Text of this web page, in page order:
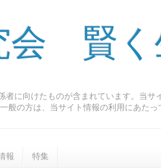
会 賢く
者に向けたものが含まれています。当
般の方は、当サイト情報の利用にあた
報 特集